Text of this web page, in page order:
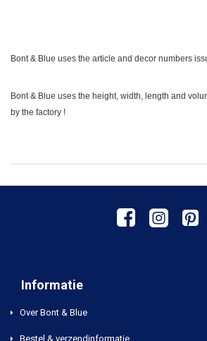
Bont & Blue uses the article and decor numbers
Bont & Blue uses the height, width, length and
by the factory !
Informatie
Over Bont & Blue
Bestel & verzendinformatie